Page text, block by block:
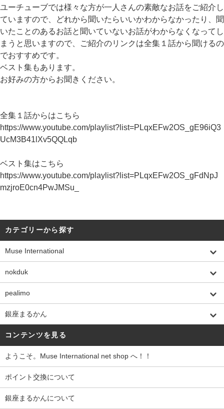
ユーチューブでは様々な方が一人さんの素敵なお話をご紹介し
ていますので、どれから聞いたらいいかわからなかったり、聞
いたことのあるお話と聞いていないお話がわからなくなってし
まうと思いますので、ご紹介のリンクは全集１話から聞けるの
でおすすめです。
ベスト集もあります。
お好みの方からお聞きください。
全集１話からはこちら
https://www.youtube.com/playlist?list=PLqxEFw2OS_gE96iQ3
UcM3B41lXv5QQLqb
ベスト集はこちら
https://www.youtube.com/playlist?list=PLqxEFw2OS_gFdNpJ
mzjroE0cn4PwJMSu_
カテゴリーから探す
Muse International
nokduk
pealimo
銀座まるかん
コンテンツを見る
ようこそ。Muse International net shop へ！！
ポイント交換について
銀座まるかんについて